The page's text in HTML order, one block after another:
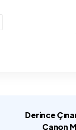
Derince
Canon